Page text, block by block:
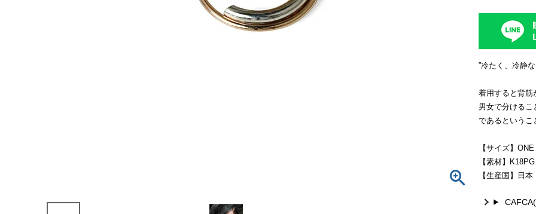
”冷たく、冷静
着用すると背筋
男女で分けるこ
であるというこ
【サイズ】ONE
【素材】
【生産国】日本